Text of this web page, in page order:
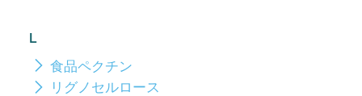
L
食品ペクチン
リグノセルロース